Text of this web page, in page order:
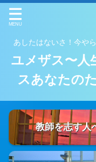
あしたはないさ！今や
ユメザス〜人
スあなたの
教師を志す人